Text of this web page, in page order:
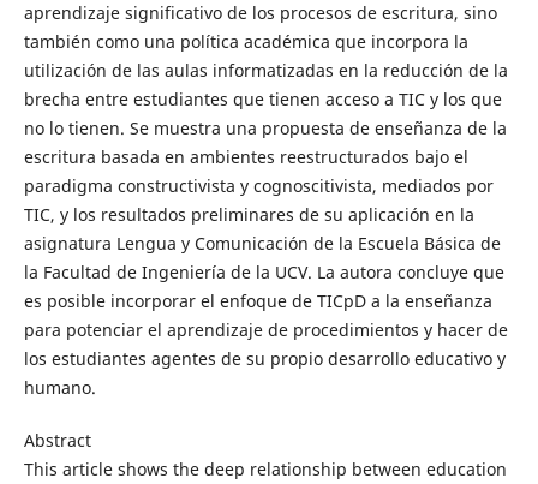
aprendizaje significativo de los procesos de escritura, sino
también como una política académica que incorpora la
utilización de las aulas informatizadas en la reducción de la
brecha entre estudiantes que tienen acceso a TIC y los que
no lo tienen. Se muestra una propuesta de enseñanza de la
escritura basada en ambientes reestructurados bajo el
paradigma constructivista y cognoscitivista, mediados por
TIC, y los resultados preliminares de su aplicación en la
asignatura Lengua y Comunicación de la Escuela Básica de
la Facultad de Ingeniería de la UCV. La autora concluye que
es posible incorporar el enfoque de TICpD a la enseñanza
para potenciar el aprendizaje de procedimientos y hacer de
los estudiantes agentes de su propio desarrollo educativo y
humano.
Abstract
This article shows the deep relationship between education